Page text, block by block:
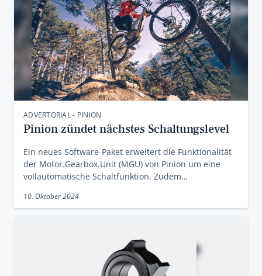
ADVERTORIAL - PINION
Pinion zündet nächstes Schaltungslevel
Ein neues Software-Paket erweitert die Funktionalität
der Motor.Gearbox.Unit (MGU) von Pinion um eine
vollautomatische Schaltfunktion. Zudem…
10. Oktober 2024